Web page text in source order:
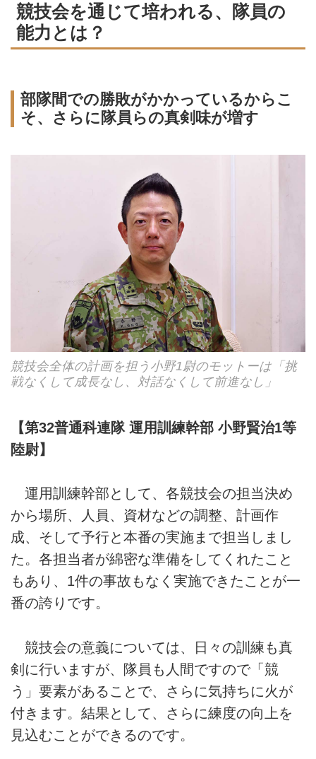
競技会を通じて培われる、隊員の
能力とは？
部隊間での勝敗がかかっているからこ
そ、さらに隊員らの真剣味が増す
競技会全体の計画を担う小野1尉のモットーは「挑
戦なくして成長なし、対話なくして前進なし」
【第32普通科連隊 運用訓練幹部 小野賢治1等
陸尉】
運用訓練幹部として、各競技会の担当決め
から場所、人員、資材などの調整、計画作
成、そして予行と本番の実施まで担当しまし
た。各担当者が綿密な準備をしてくれたこと
もあり、1件の事故もなく実施できたことが一
番の誇りです。
競技会の意義については、日々の訓練も真
剣に行いますが、隊員も人間ですので「競
う」要素があることで、さらに気持ちに火が
付きます。結果として、さらに練度の向上を
見込むことができるのです。